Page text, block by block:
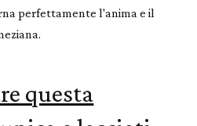
perfettamente l'anima e il
questa